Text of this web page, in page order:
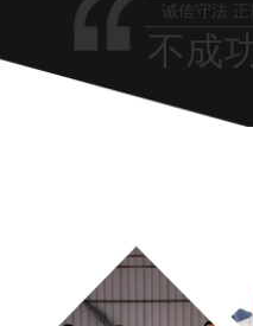
诚信守法 正
不成